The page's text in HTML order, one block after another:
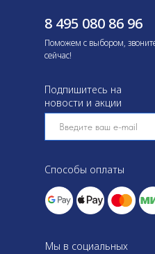
Мы в социальных
8 495 080 86 96
Поможем с выбором,
сейчас!
Способы оплаты
Подпишитесь на
новости и акции